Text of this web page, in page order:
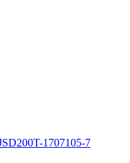
1707105-7